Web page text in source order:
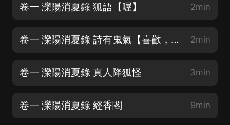
卷一 灤陽消夏錄 狐語【喔】 2min
卷一 灤陽消夏錄 詩有鬼氣【喜歡，請分享喔】 2min
卷一 灤陽消夏錄 真人降狐怪 3min
卷一 灤陽消夏錄 經香閣 9min